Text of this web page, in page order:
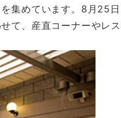
集めています。8月25日
て、産直コーナーやレス